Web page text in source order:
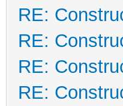
RE:
RE:
RE:
RE: